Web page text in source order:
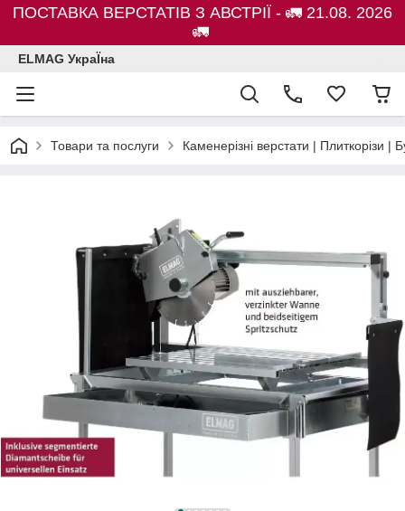
ПОСТАВКА ВЕРСТАТІВ З АВСТРІЇ - 🚛 21.08. 2026
🚛
ELMAG УкраЇна
Товари та послуги Каменерізні верстати | Плиткорізи |